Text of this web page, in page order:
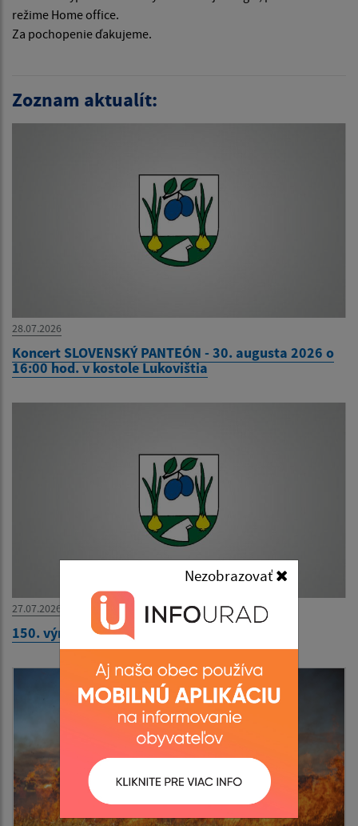
Nezobrazovať
režime Home office.
Za pochopenie ďakujeme.
Zoznam aktualít:
28.07.2026
Koncert SLOVENSKÝ PANTEÓN - 30. augusta 2026 o
16:00 hod. v kostole Lukovištia
27.07.2026
150. výročie narodenia Ivana Kraska